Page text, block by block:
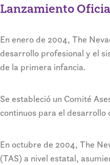
Lanzamiento
En enero de 2004, The
desarrollo profesional y el
de la primera infancia.
Se estableció un Comité
continuos para el desarrollo
En octubre de 2004, The
(TAS) a nivel estatal,